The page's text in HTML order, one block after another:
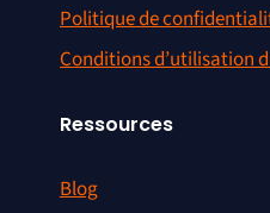
Politique de
Conditions d’utilisation
Ressources
Blog